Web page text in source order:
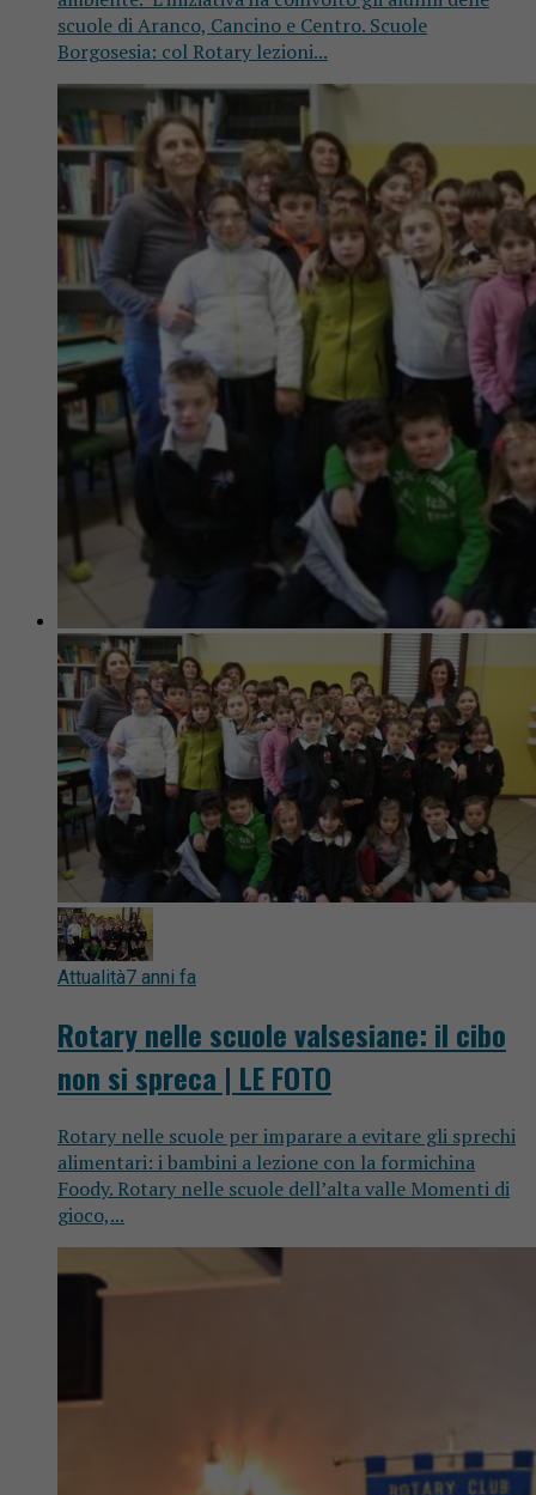
scuole di Aranco, Cancino e Centro. Scuole
Borgosesia: col Rotary lezioni...
Attualità7 anni fa
Rotary nelle scuole valsesiane: il cibo
non si spreca | LE FOTO
Rotary nelle scuole per imparare a evitare gli sprechi
alimentari: i bambini a lezione con la formichina
Foody. Rotary nelle scuole dell’alta valle Momenti di
gioco,...